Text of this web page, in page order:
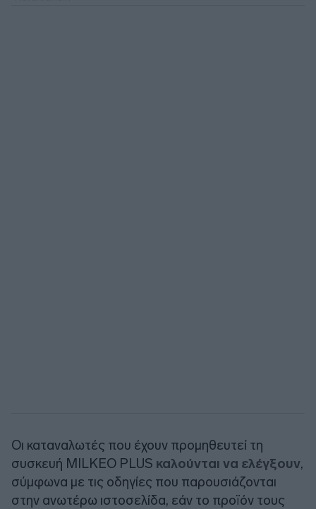
Οι καταναλωτές που έχουν προμηθευτεί τη
συσκευή MILKEO PLUS καλούνται να ελέγξουν,
σύμφωνα με τις οδηγίες που παρουσιάζονται
στην ανωτέρω ιστοσελίδα, εάν το προϊόν τους